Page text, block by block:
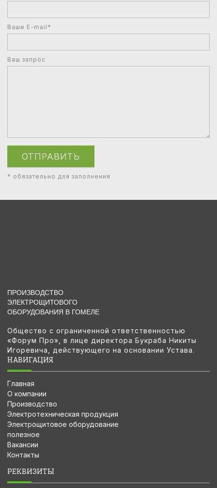
Ваше E-mail*
Ваш запрос
ОТПРАВИТЬ
* обязательно для заполнения
ПРОИЗВОДСТВО
ЭЛЕКТРОЩИТОВОГО
ОБОРУДОВАНИЯ В ГОМЕЛЕ
Общество с ограниченной ответственностью
«Форум Про», в лице директора Букраба Никиты
Игоревича, действующего на основании Устава.
НАВИГАЦИЯ
Главная
О компании
Производство
Электротехническая продукция
Электрощитовое оборудование
полезное
Вакансии
Контакты
РЕКВИЗИТЫ